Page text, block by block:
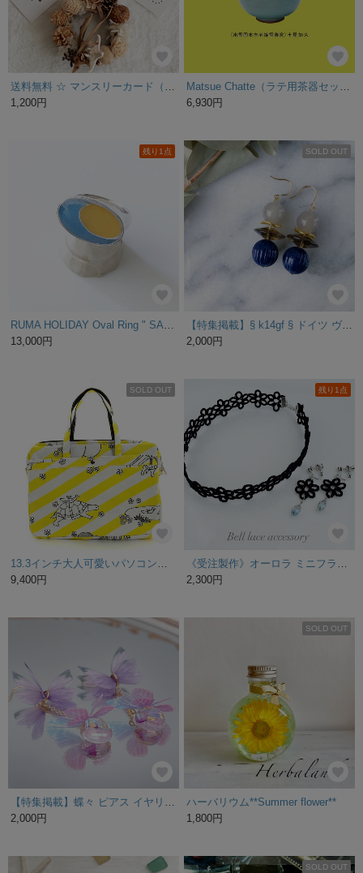
1,200円
6,930円
残り1点
13,000円
SOLD OUT
【特集掲載】§ k14gf § ドイツ ヴィンテージ navy beads gold ピアス
2,000円
SOLD OUT
9,400円
残り1点
2,300円
2,000円
SOLD OUT
ハーバリウム**Summer flower**
1,800円
SOLD OUT